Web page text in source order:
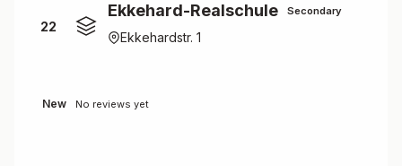
22
Ekkehard-Realschule Secondary
Ekkehardstr. 1
New No reviews yet